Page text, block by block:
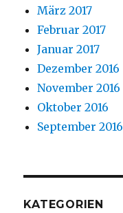
März 2017
Februar 2017
Januar 2017
Dezember 2016
November 2016
Oktober 2016
September 2016
KATEGORIEN